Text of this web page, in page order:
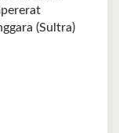
(Sultra)